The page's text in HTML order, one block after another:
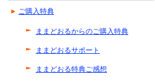
ご購入特典
ままどおるからのご購入特典
ままどおるサポート
ままどおる特典ご感想